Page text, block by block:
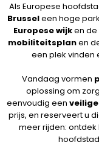
Als Europese
Brusseleen hoge
Europese wijken de
mobiliteitsplanen
een plek vinden
Vandaag vormen
oplossing om
eenvoudig een
prijs, en reserveert u
meer rijden: